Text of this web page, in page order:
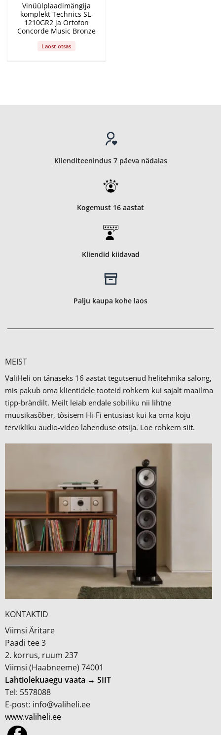
Vinüülplaadimängija
komplekt Technics SL-
1210GR2 ja Ortofon
Concorde Music Bronze
Laost otsas
Klienditeenindus 7 päeva nädalas
Kogemust 16 aastat
Kliendid kiidavad
Palju kaupa kohe laos
MEIST
ValiHeli on tänaseks 16 aastat tegutsenud helitehnika salong,
mis pakub oma klientidele tooteid rohkem kui sajalt maailma
tipp-brändilt. Meilt leiab endale sobiliku nii lihtne
muusikasõber, tõsisem Hi-Fi entusiast kui ka oma koju
tervikliku audio-video lahenduse otsija. Loe rohkem siit.
KONTAKTID
Viimsi Äritare
Paadi tee 3
2. korrus, ruum 237
Viimsi (Haabneeme) 74001
Lahtiolekuaegu vaata → SIIT
Tel: 5578088
E-post: info@valiheli.ee
www.valiheli.ee